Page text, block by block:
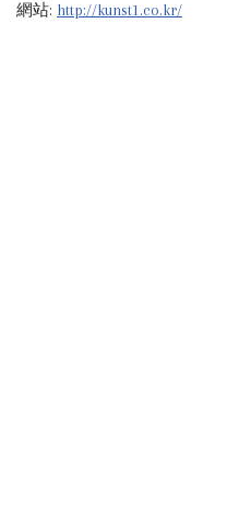
網站: http://kunst1.co.kr/